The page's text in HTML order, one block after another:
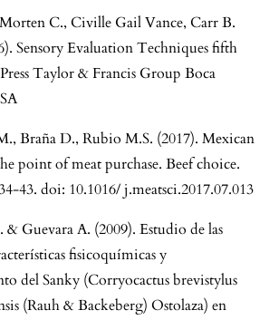
C., Civille Gail Vance, Carr B.
Sensory Evaluation Techniques fifth
Taylor & Francis Group Boca
Braña D., Rubio M.S. (2017). Mexican
point of meat purchase. Beef choice.
43. doi: 10.1016/ j.meatsci.2017.07.013
Guevara A. (2009). Estudio de las
fisicoquímicas y
del Sanky (Corryocactus brevistylus
(Rauh & Backeberg) Ostolaza) en